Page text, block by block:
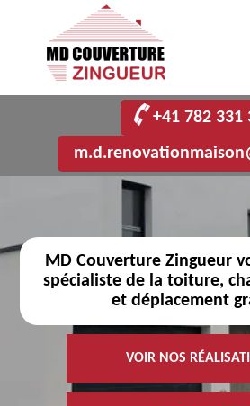
+41 782 331
MD Couverture Zingueur
spécialiste de la toiture,
et déplacement
VOIR NOS